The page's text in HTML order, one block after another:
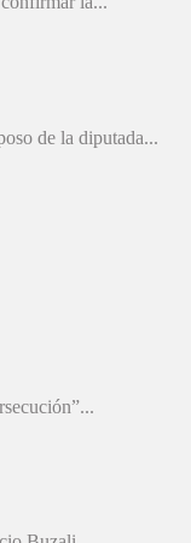
de la diputada...